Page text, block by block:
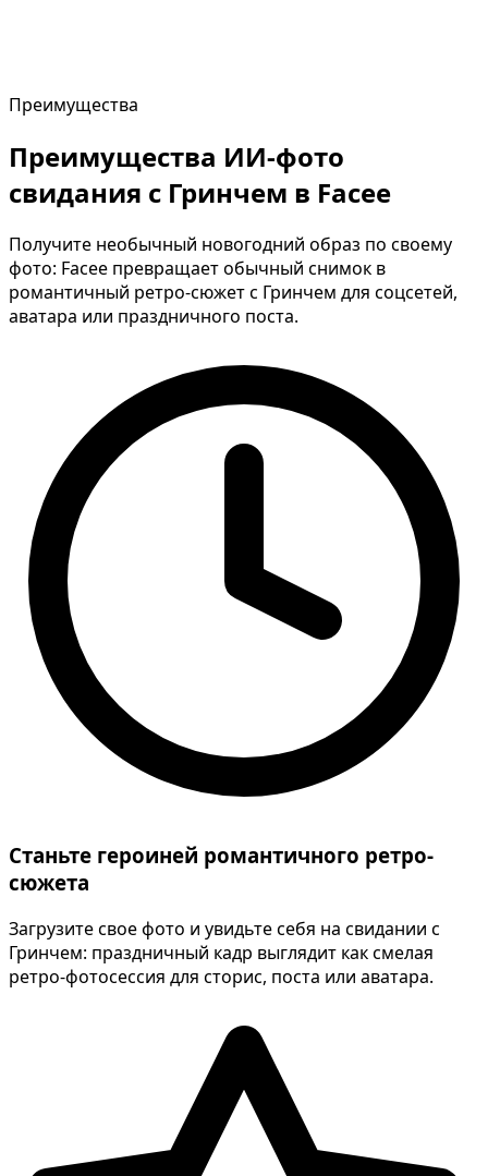
Преимущества
Преимущества ИИ-фото
свидания с Гринчем в Facee
Получите необычный новогодний образ по своему
фото: Facee превращает обычный снимок в
романтичный ретро-сюжет с Гринчем для соцсетей,
аватара или праздничного поста.
Станьте героиней романтичного ретро-
сюжета
Загрузите свое фото и увидьте себя на свидании с
Гринчем: праздничный кадр выглядит как смелая
ретро-фотосессия для сторис, поста или аватара.